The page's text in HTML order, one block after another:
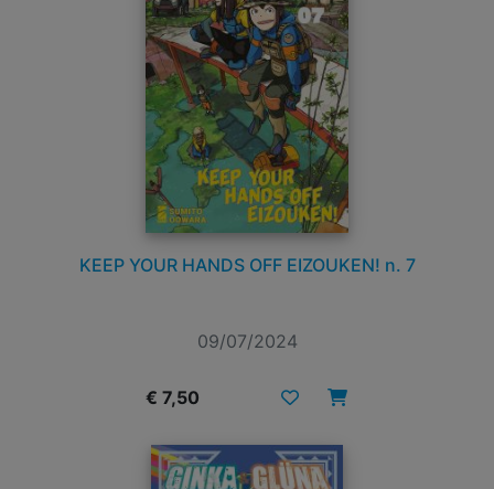
KEEP YOUR HANDS OFF EIZOUKEN! n. 7
09/07/2024
€ 7,50